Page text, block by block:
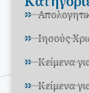
Ιησούς
Κείμενα
Κείμενα